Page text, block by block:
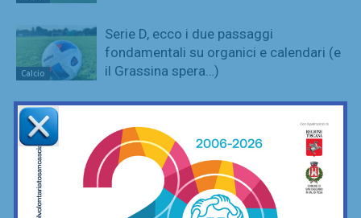
Calcio
Serie D, ecco i due passaggi
fondamentali su organici e calendari (e
il Grassina spera…)
Calcio
delle scuole calcio? Non vorrei si
pensasse davvero questo”